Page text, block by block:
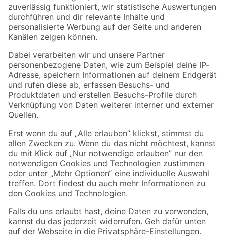
Zur Newsletter Anmeldung
Folge uns
Zahlungsarten Versandarten
Sicher einkaufen
Jetzt die toom-App herunterladen
Alle Preisangaben in EUR inkl. gesetzl. MwSt.. Die dargestellten Angebote sind unter
Umständen nicht in allen Märkten verfügbar. Die angegebenen Verfügbarkeiten beziehen